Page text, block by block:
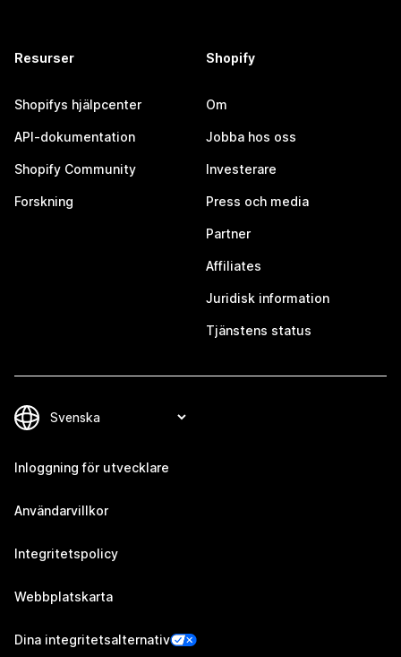
Resurser
Shopifys hjälpcenter
API-dokumentation
Shopify Community
Forskning
Shopify
Om
Jobba hos oss
Investerare
Press och media
Partner
Affiliates
Juridisk information
Tjänstens status
Inloggning för utvecklare
Användarvillkor
Integritetspolicy
Webbplatskarta
Dina integritetsalternativ